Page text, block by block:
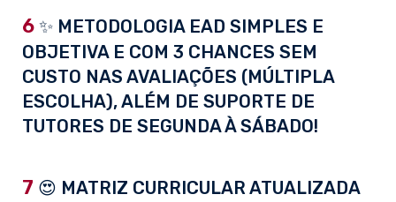
6 ✨ METODOLOGIA EAD SIMPLES E
OBJETIVA E COM 3 CHANCES SEM
CUSTO NAS AVALIAÇÕES (MÚLTIPLA
ESCOLHA), ALÉM DE SUPORTE DE
TUTORES DE SEGUNDA À SÁBADO!
7 😍 MATRIZ CURRICULAR ATUALIZADA